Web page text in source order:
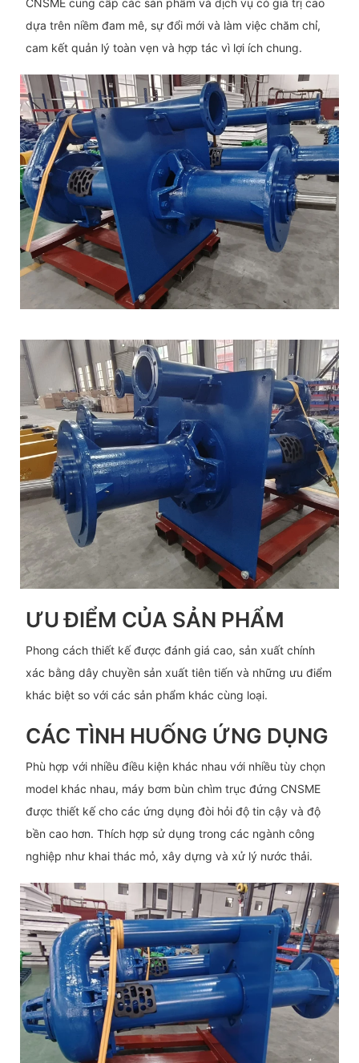
CNSME cung cấp các sản phẩm và dịch vụ có giá trị cao
dựa trên niềm đam mê, sự đổi mới và làm việc chăm chỉ,
cam kết quản lý toàn vẹn và hợp tác vì lợi ích chung.
ƯU ĐIỂM CỦA SẢN PHẨM
Phong cách thiết kế được đánh giá cao, sản xuất chính
xác bằng dây chuyền sản xuất tiên tiến và những ưu điểm
khác biệt so với các sản phẩm khác cùng loại.
CÁC TÌNH HUỐNG ỨNG DỤNG
Phù hợp với nhiều điều kiện khác nhau với nhiều tùy chọn
model khác nhau, máy bơm bùn chìm trục đứng CNSME
được thiết kế cho các ứng dụng đòi hỏi độ tin cậy và độ
bền cao hơn. Thích hợp sử dụng trong các ngành công
nghiệp như khai thác mỏ, xây dựng và xử lý nước thải.